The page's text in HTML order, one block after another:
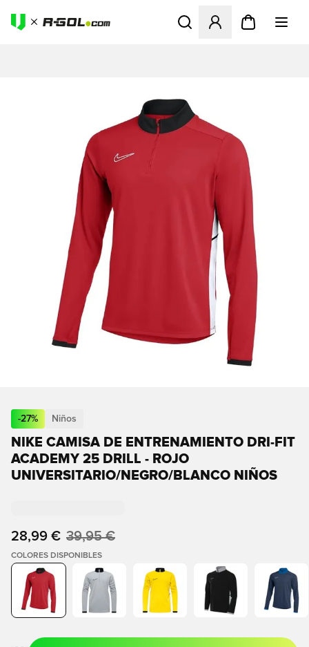
Abre un modal para iniciar
-27% Niños
NIKE CAMISA DE ENTRENAMIENTO DRI-FIT
ACADEMY 25 DRILL - ROJO
UNIVERSITARIO/NEGRO/BLANCO NIÑOS
28,99 € 39,95 €
COLORES DISPONIBLES